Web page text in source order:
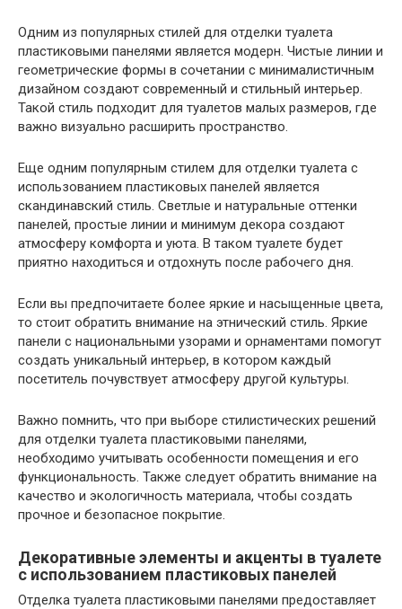
Одним из популярных стилей для отделки туалета
пластиковыми панелями является модерн. Чистые линии и
геометрические формы в сочетании с минималистичным
дизайном создают современный и стильный интерьер.
Такой стиль подходит для туалетов малых размеров, где
важно визуально расширить пространство.
Еще одним популярным стилем для отделки туалета с
использованием пластиковых панелей является
скандинавский стиль. Светлые и натуральные оттенки
панелей, простые линии и минимум декора создают
атмосферу комфорта и уюта. В таком туалете будет
приятно находиться и отдохнуть после рабочего дня.
Если вы предпочитаете более яркие и насыщенные цвета,
то стоит обратить внимание на этнический стиль. Яркие
панели с национальными узорами и орнаментами помогут
создать уникальный интерьер, в котором каждый
посетитель почувствует атмосферу другой культуры.
Важно помнить, что при выборе стилистических решений
для отделки туалета пластиковыми панелями,
необходимо учитывать особенности помещения и его
функциональность. Также следует обратить внимание на
качество и экологичность материала, чтобы создать
прочное и безопасное покрытие.
Декоративные элементы и акценты в туалете
с использованием пластиковых панелей
Отделка туалета пластиковыми панелями предоставляет